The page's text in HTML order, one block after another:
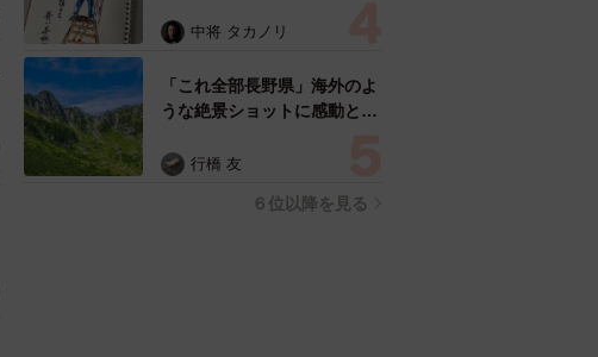
い！」→スケッチブックを見
すよ…」
中将 タカノリ
「これ全部長野県」海外のよ
うな絶景ショットに感動と反
ったんだって気づいた」
行橋 友
６位以降を見る